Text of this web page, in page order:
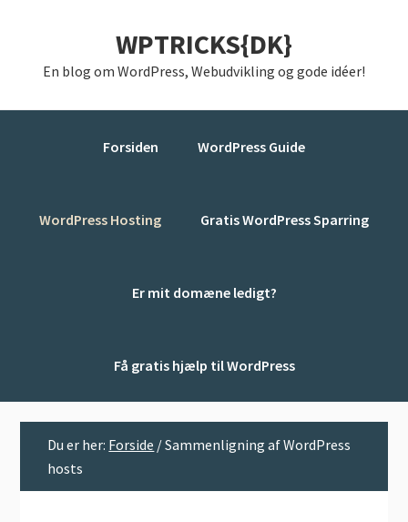
indhold
WPTRICKS{DK}
En blog om WordPress, Webudvikling og gode idéer!
Forsiden WordPress Guide
WordPress Hosting Gratis WordPress Sparring
Er mit domæne ledigt?
Få gratis hjælp til WordPress
Du er her: Forside /Sammenligning af WordPress
hosts